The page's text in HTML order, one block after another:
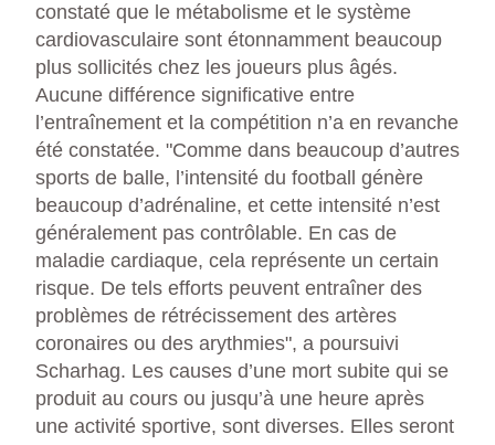
constaté que le métabolisme et le système
cardiovasculaire sont étonnamment beaucoup
plus sollicités chez les joueurs plus âgés.
Aucune différence significative entre
l’entraînement et la compétition n’a en revanche
été constatée. "Comme dans beaucoup d’autres
sports de balle, l’intensité du football génère
beaucoup d’adrénaline, et cette intensité n’est
généralement pas contrôlable. En cas de
maladie cardiaque, cela représente un certain
risque. De tels efforts peuvent entraîner des
problèmes de rétrécissement des artères
coronaires ou des arythmies", a poursuivi
Scharhag. Les causes d’une mort subite qui se
produit au cours ou jusqu’à une heure après
une activité sportive, sont diverses. Elles seront